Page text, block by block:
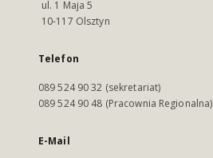
ul. 1 Maja 5
10-117 Olsztyn
Telefon
089 524 90 32 (sekretariat)
089 524 90 48 (Pracownia Regionalna)
E-Mail